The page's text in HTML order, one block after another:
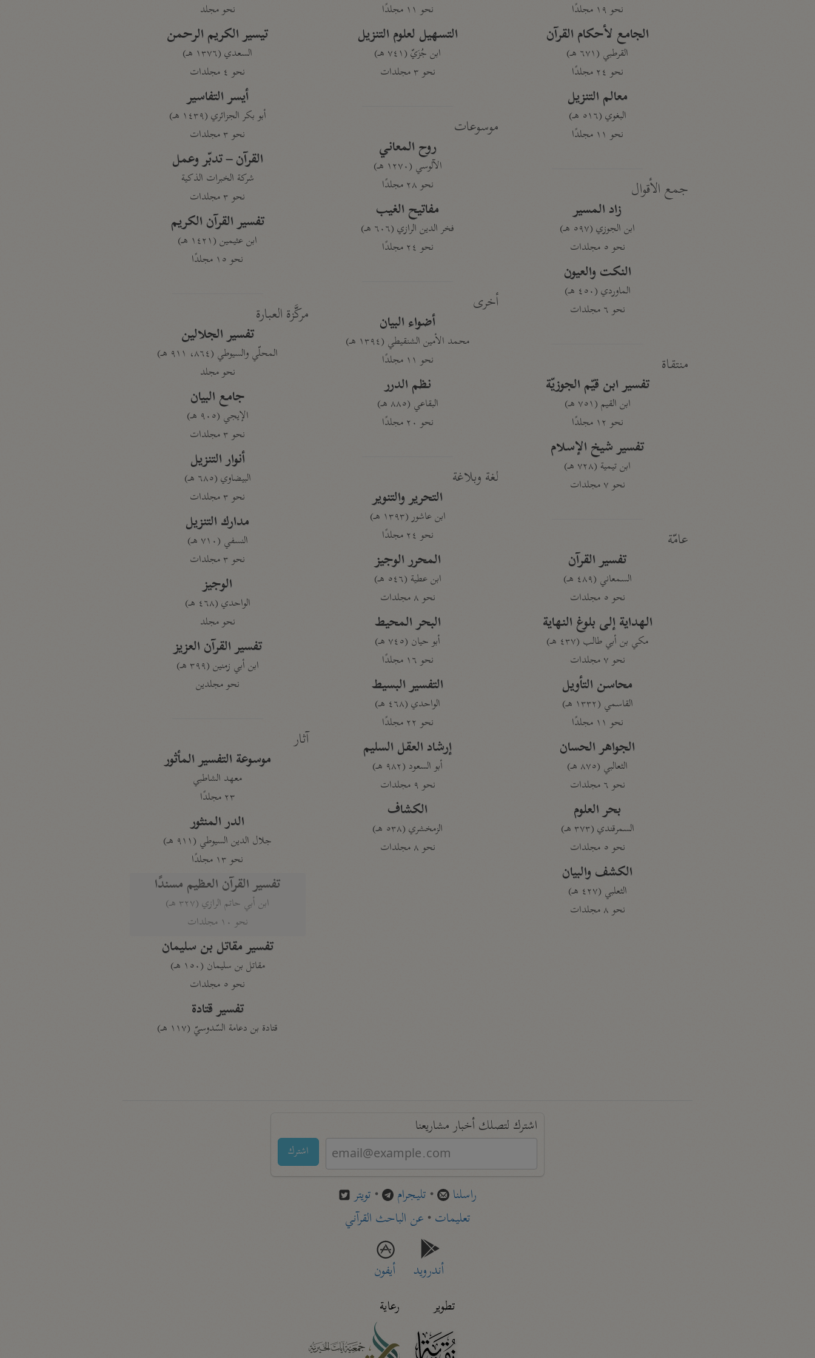
نحو ١٩ مجلدًا
الجامع لأحكام القرآن
القرطبي (٦٧١ هـ)
نحو ٢٤ مجلدًا
معالم التنزيل
البغوي (٥١٦ هـ)
نحو ١١ مجلدًا
جمع الأقوال
زاد المسير
ابن الجوزي (٥٩٧ هـ)
نحو ٥ مجلدات
النكت والعيون
الماوردي (٤٥٠ هـ)
نحو ٦ مجلدات
منتقاة
تفسير ابن قيّم الجوزيّة
ابن القيم (٧٥١ هـ)
نحو ١٢ مجلدًا
تفسير شيخ الإسلام
ابن تيمية (٧٢٨ هـ)
نحو ٧ مجلدات
عامّة
تفسير القرآن
السمعاني (٤٨٩ هـ)
نحو ٥ مجلدات
الهداية إلى بلوغ النهاية
مكي بن أبي طالب (٤٣٧ هـ)
نحو ٧ مجلدات
محاسن التأويل
القاسمي (١٣٣٢ هـ)
نحو ١١ مجلدًا
الجواهر الحسان
الثعالبي (٨٧٥ هـ)
نحو ٦ مجلدات
بحر العلوم
السمرقندي (٣٧٣ هـ)
نحو ٥ مجلدات
الكشف والبيان
الثعلبي (٤٢٧ هـ)
نحو ٨ مجلدات
نحو ١١ مجلدًا
التسهيل لعلوم التنزيل
ابن جُزَيّ (٧٤١ هـ)
نحو ٣ مجلدات
موسوعات
روح المعاني
الآلوسي (١٢٧٠ هـ)
نحو ٢٨ مجلدًا
مفاتيح الغيب
فخر الدين الرازي (٦٠٦ هـ)
نحو ٢٤ مجلدًا
أخرى
أضواء البيان
محمد الأمين الشنقيطي (١٣٩٤ هـ)
نحو ١١ مجلدًا
نظم الدرر
البقاعي (٨٨٥ هـ)
نحو ٢٠ مجلدًا
لغة وبلاغة
التحرير والتنوير
ابن عاشور (١٣٩٣ هـ)
نحو ٢٤ مجلدًا
المحرر الوجيز
ابن عطية (٥٤٦ هـ)
نحو ٨ مجلدات
البحر المحيط
أبو حيان (٧٤٥ هـ)
نحو ١٦ مجلدًا
التفسير البسيط
الواحدي (٤٦٨ هـ)
نحو ٢٢ مجلدًا
إرشاد العقل السليم
أبو السعود (٩٨٢ هـ)
نحو ٩ مجلدات
الكشاف
الزمخشري (٥٣٨ هـ)
نحو ٨ مجلدات
نحو مجلد
تيسير الكريم الرحمن
السعدي (١٣٧٦ هـ)
نحو ٤ مجلدات
أيسر التفاسير
أبو بكر الجزائري (١٤٣٩ هـ)
نحو ٣ مجلدات
القرآن – تدبّر وعمل
شركة الخبرات الذكية
نحو ٣ مجلدات
تفسير القرآن الكريم
ابن عثيمين (١٤٢١ هـ)
نحو ١٥ مجلدًا
مركَّزة العبارة
تفسير الجلالين
المحلّي والسيوطي (٨٦٤، ٩١١ هـ)
نحو مجلد
جامع البيان
الإيجي (٩٠٥ هـ)
نحو ٣ مجلدات
أنوار التنزيل
البيضاوي (٦٨٥ هـ)
نحو ٣ مجلدات
مدارك التنزيل
النسفي (٧١٠ هـ)
نحو ٣ مجلدات
الوجيز
الواحدي (٤٦٨ هـ)
نحو مجلد
تفسير القرآن العزيز
ابن أبي زمنين (٣٩٩ هـ)
نحو مجلدين
آثار
موسوعة التفسير المأثور
معهد الشاطبي
٢٣ مجلدًا
الدر المنثور
جلال الدين السيوطي (٩١١ هـ)
نحو ١٣ مجلدًا
تفسير القرآن العظيم مسندًا
ابن أبي حاتم الرازي (٣٢٧ هـ)
نحو ١٠ مجلدات
تفسير مقاتل بن سليمان
مقاتل بن سليمان (١٥٠ هـ)
نحو ٥ مجلدات
تفسير قتادة
قتادة بن دعامة السّدوسيّ (١١٧ هـ)
اشترك لتصلك أخبار مشاريعنا
اشترك
راسلنا • تليجرام • تويتر
تعليمات• عن الباحث القرآني
أندرويد
أيفون
تطوير
رعاية